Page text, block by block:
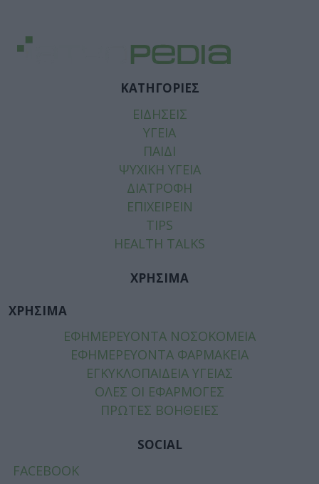
ΚΑΤΗΓΟΡΙΕΣ
ΕΙΔΗΣΕΙΣ
ΥΓΕΙΑ
ΠΑΙΔΙ
ΨΥΧΙΚΗ ΥΓΕΙΑ
ΔΙΑΤΡΟΦΗ
ΕΠΙΧΕΙΡΕΙΝ
TIPS
HEALTH TALKS
ΧΡΗΣΙΜΑ
ΧΡΗΣΙΜΑ
ΕΦΗΜΕΡΕΥΟΝΤΑ ΝΟΣΟΚΟΜΕΙΑ
ΕΦΗΜΕΡΕΥΟΝΤΑ ΦΑΡΜΑΚΕΙΑ
ΕΓΚΥΚΛΟΠΑΙΔΕΙΑ ΥΓΕΙΑΣ
ΟΛΕΣ ΟΙ ΕΦΑΡΜΟΓΕΣ
ΠΡΩΤΕΣ ΒΟΗΘΕΙΕΣ
SOCIAL
FACEBOOK